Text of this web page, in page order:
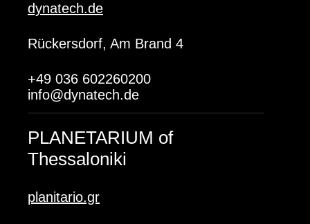
dynatech.de
Rückersdorf, Am Brand 4
+49 036 602260200
info@dynatech.de
PLANETARIUM of
Thessaloniki
planitario.gr